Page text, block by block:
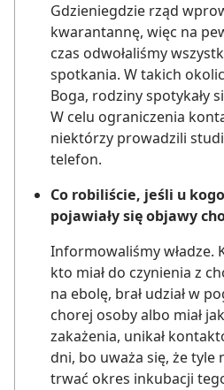
Gdzieniegdzie rząd
kwarantannę, więc na
czas odwołaliśmy
spotkania. W takich
Boga, rodziny spotykały
W celu ograniczenia
niektórzy prowadzili
telefon.
Co robiliście, jeśli u
pojawiały się objawy
Informowaliśmy władze.
kto miał do czynienia z
na ebolę, brał udział w
chorej osoby albo miał
zakażenia, unikał
dni, bo uważa się, że tyle
trwać okres inkubacji